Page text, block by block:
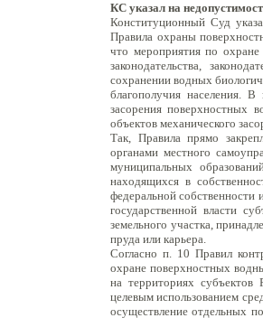
КС указал на
Конституционный Суд
Правила охраны
что мероприятия по
законодательства,
сохранении водных
благополучия населения.
засорения поверхностных
объектов механического
Так, Правила прямо
органами местного
муниципальных
находящихся в
федеральной
государственной власти
земельного участка,
пруда или карьера.
Согласно п. 10 Правил
охране поверхностных
на территориях субъектов
целевым использованием
осуществление отдельных